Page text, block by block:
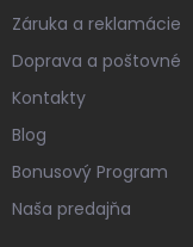
Záruka a reklamácie
Doprava a poštovné
Kontakty
Blog
Bonusový Program
Naša predajňa